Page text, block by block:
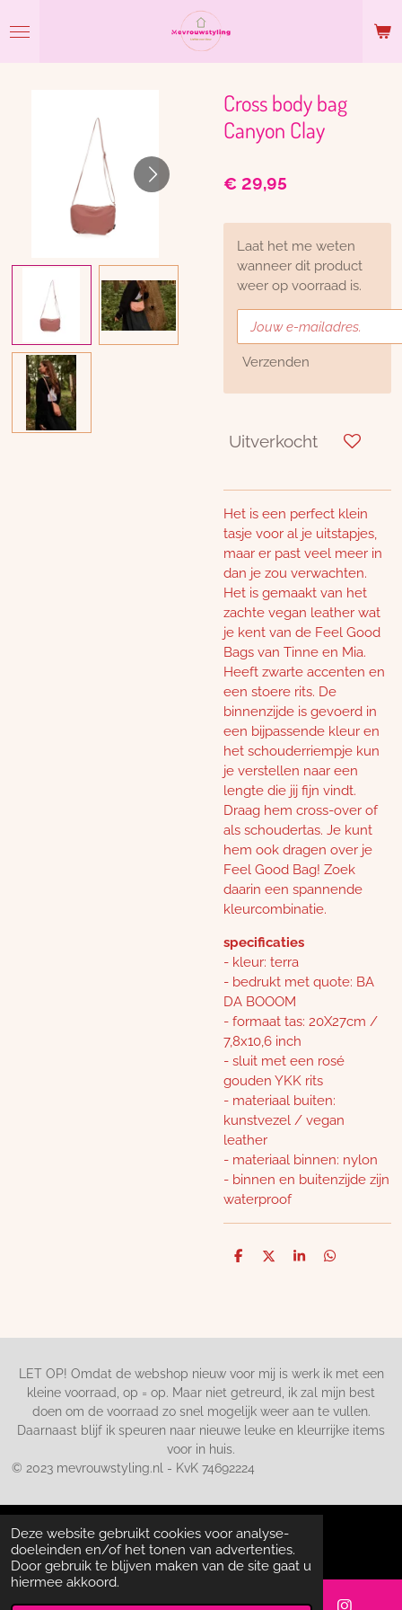
Deze website gebruikt cookies voor analyse-
doeleinden en/of het tonen van advertenties.
Door gebruik te blijven maken van de site gaat u
hiermee akkoord.
direct
Cross body bag
Canyon Clay
€ 29,95
Laat het me weten
wanneer dit product
weer op voorraad is.
Verzenden
Uitverkocht
Het is een perfect klein
tasje voor al je uitstapjes,
maar er past veel meer in
dan je zou verwachten.
Het is gemaakt van het
zachte vegan leather wat
je kent van de Feel Good
Bags van Tinne en Mia.
Heeft zwarte accenten en
een stoere rits. De
binnenzijde is gevoerd in
een bijpassende kleur en
het schouderriempje kun
je verstellen naar een
lengte die jij fijn vindt.
Draag hem cross-over of
als schoudertas. Je kunt
hem ook dragen over je
Feel Good Bag! Zoek
daarin een spannende
kleurcombinatie.
specificaties
- kleur: terra
- bedrukt met quote: BA
DA BOOOM
- formaat tas: 20X27cm /
7,8x10,6 inch
- sluit met een rosé
gouden YKK rits
- materiaal buiten:
kunstvezel / vegan
leather
- materiaal binnen: nylon
- binnen en buitenzijde zijn
waterproof
D
D
S
D
LET OP! Omdat de webshop nieuw voor mij is werk ik met een
kleine voorraad, op = op. Maar niet getreurd, ik zal mijn best
doen om de voorraad zo snel mogelijk weer aan te vullen.
Daarnaast blijf ik speuren naar nieuwe leuke en kleurrijke items
voor in huis.
© 2023 mevrouwstyling.nl - KvK 74692224